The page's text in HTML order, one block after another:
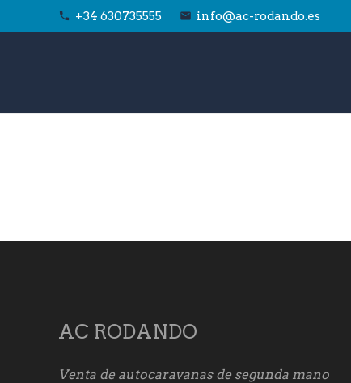
phone +34 630735555 email info@ac-rodando.es
AC RODANDO
Venta de autocaravanas de segunda mano